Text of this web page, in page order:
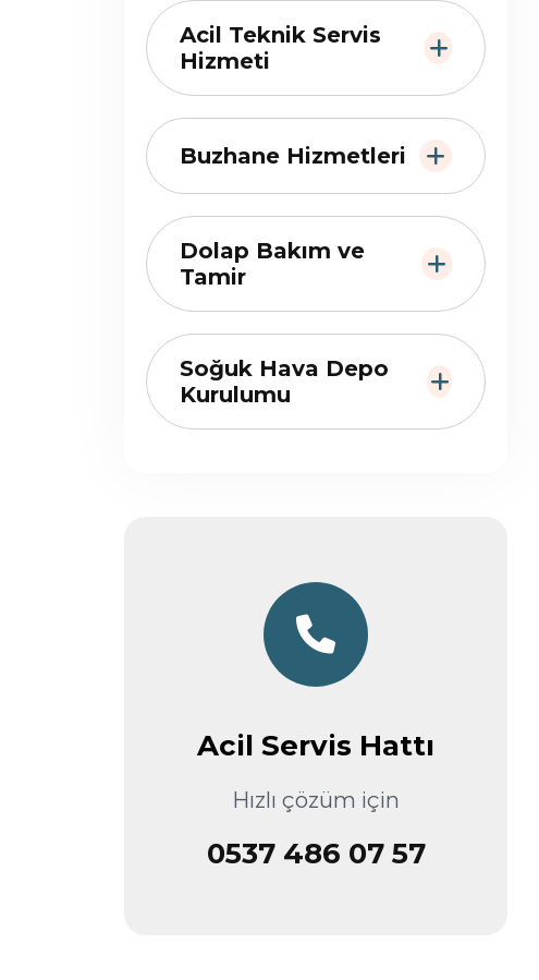
Acil Teknik Servis
Hizmeti
Buzhane Hizmetleri
Dolap Bakım ve
Tamir
Soğuk Hava Depo
Kurulumu
Acil Servis Hattı
Hızlı çözüm için
0537 486 07 57